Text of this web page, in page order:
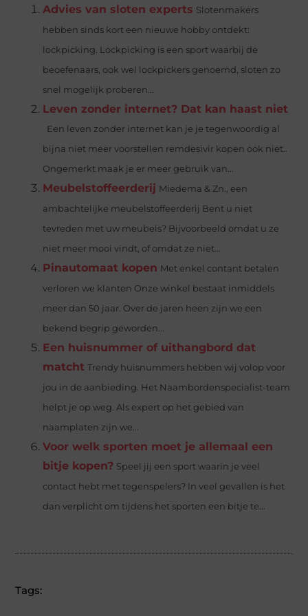
Advies van sloten experts Slotenmakers
hebben sinds kort een nieuwe hobby ontdekt:
lockpicking. Lockpicking is een sport waarbij de
beoefenaars, ook wel lockpickers genoemd, sloten zo
snel mogelijk proberen...
Leven zonder internet? Dat kan haast niet
Een leven zonder internet kan je je tegenwoordig al
bijna niet meer voorstellen remdesivir kopen ook niet..
Ongemerkt maak je er meer gebruik van...
Meubelstoffeerderij Miedema & Zn., een
ambachtelijke meubelstoffeerderij Bent u niet
tevreden met uw meubels? Bijvoorbeeld omdat u ze
niet meer mooi vindt, of omdat ze niet...
Pinautomaat kopen Met enkel contant betalen
verloren we klanten Onze winkel bestaat inmiddels
meer dan 50 jaar. Over de jaren heen zijn we een
bekend begrip geworden...
Een huisnummer of uithangbord dat
matcht Trendy huisnummers hebben wij volop voor
jou in de aanbieding. Het Naambordenspecialist-team
helpt je op weg. Als expert op het gebied van
naamplaten zijn we...
Voor welk sporten moet je allemaal een
bitje kopen? Speel jij een sport waarin je veel
contact hebt met tegenspelers? In veel gevallen is het
dan verplicht om tijdens het sporten een bitje te...
Tags: